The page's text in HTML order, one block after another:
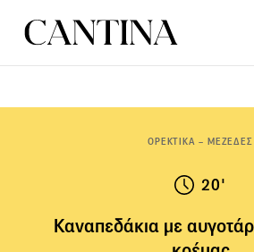
ΟΡΕΚΤΙΚΑ – ΜΕΖΕΔΕΣ
20'
Καναπεδάκια με